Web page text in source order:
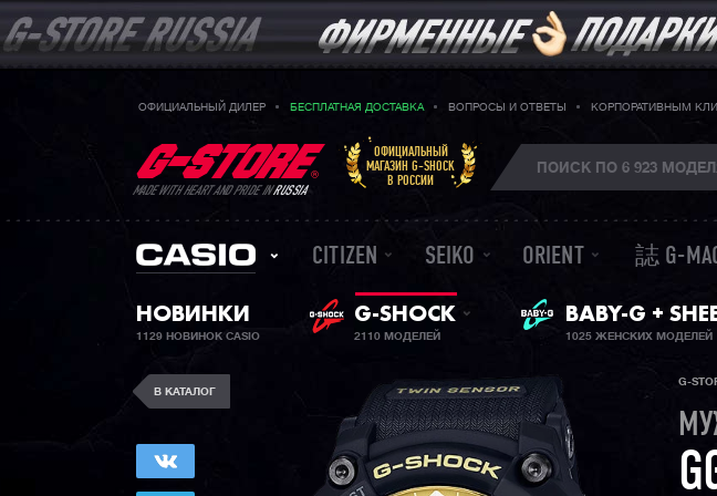
ОФИЦИАЛЬНЫЙ ДИЛЕР БЕСПЛАТНАЯ ДОСТАВКА ВОПРОСЫ И ОТВЕТЫ КОРПОРАТИВНЫМ
MADE WITH HEART AND PRIDE INRUSSIA
ОФИЦИАЛЬНЫЙ
МАГАЗИН G-SHOCK
В РОССИИ
CITIZEN SEIKO ORIENT 誌 G-
НОВИНКИ
1129 НОВИНОК CASIO
G-SHOCK
2110 МОДЕЛЕЙ
ЖЕНСКИЕ
BABY-G +
1025 ЖЕНСКИХ МОДЕЛЕЙ
В КАТАЛОГ
G-